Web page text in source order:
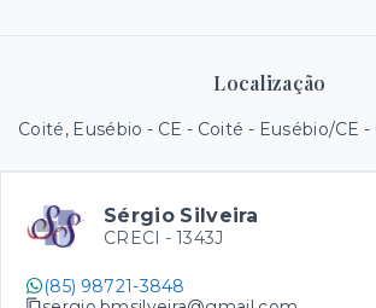
Localização
Coité, Eusébio - CE - Coité - Eusébio/CE -
Sérgio Silveira
CRECI - 1343J
(85) 98721-3848